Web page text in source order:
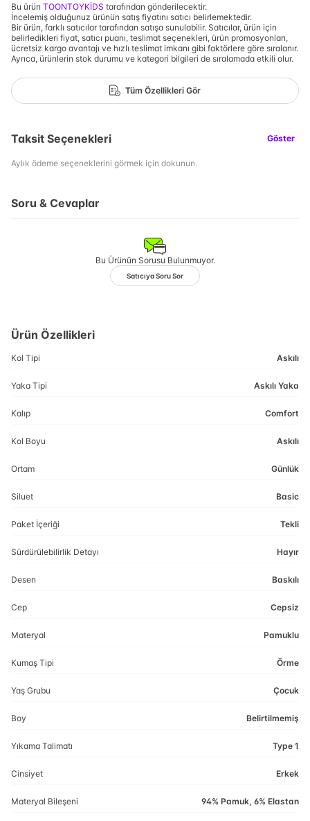
Bu ürün TOONTOYKİDS tarafından gönderilecektir.
İncelemiş olduğunuz ürünün satış fiyatını satıcı belirlemektedir.
Bir ürün, farklı satıcılar tarafından satışa sunulabilir. Satıcılar, ürün için
belirledikleri fiyat, satıcı puanı, teslimat seçenekleri, ürün promosyonları,
ücretsiz kargo avantajı ve hızlı teslimat imkanı gibi faktörlere göre sıralanır.
Ayrıca, ürünlerin stok durumu ve kategori bilgileri de sıralamada etkili olur.
Tüm Özellikleri Gör
Taksit Seçenekleri Göster
Aylık ödeme seçeneklerini görmek için dokunun.
Soru & Cevaplar
Bu Ürünün Sorusu Bulunmuyor.
Satıcıya Soru Sor
Ürün Özellikleri
Kol Tipi Askılı
Yaka Tipi Askılı Yaka
Kalıp Comfort
Kol Boyu Askılı
Ortam Günlük
Siluet Basic
Paket İçeriği Tekli
Sürdürülebilirlik Detayı Hayır
Desen Baskılı
Cep Cepsiz
Materyal Pamuklu
Kumaş Tipi Örme
Yaş Grubu Çocuk
Boy Belirtilmemiş
Yıkama Talimatı Type 1
Cinsiyet Erkek
Materyal Bileşeni 94% Pamuk, 6% Elastan